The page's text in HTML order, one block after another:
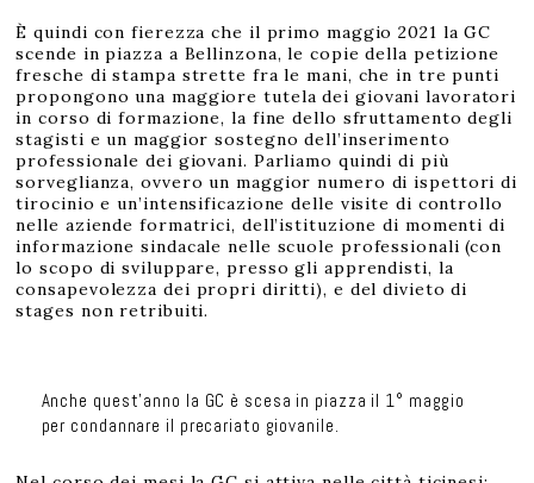
È quindi con fierezza che il primo maggio 2021 la GC
scende in piazza a Bellinzona, le copie della petizione
fresche di stampa strette fra le mani, che in tre punti
propongono una maggiore tutela dei giovani lavoratori
in corso di formazione, la fine dello sfruttamento degli
stagisti e un maggior sostegno dell’inserimento
professionale dei giovani. Parliamo quindi di più
sorveglianza, ovvero un maggior numero di ispettori di
tirocinio e un’intensificazione delle visite di controllo
nelle aziende formatrici, dell’istituzione di momenti di
informazione sindacale nelle scuole professionali (con
lo scopo di sviluppare, presso gli apprendisti, la
consapevolezza dei propri diritti), e del divieto di
stages non retribuiti.
Anche quest’anno la GC è scesa in piazza il 1° maggio
per condannare il precariato giovanile.